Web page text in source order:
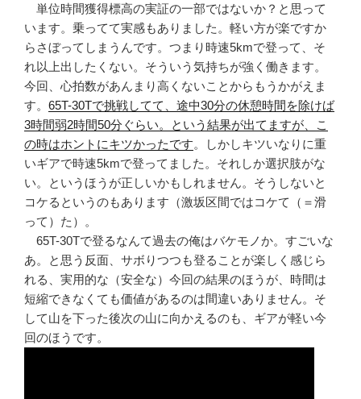
単位時間獲得標高の実証の一部ではないか？と思って
います。乗ってて実感もありました。軽い方が楽ですか
らさぼってしまうんです。つまり時速5kmで登って、そ
れ以上出したくない。そういう気持ちが強く働きます。
今回、心拍数があんまり高くないことからもうかがえま
す。 65T-30Tで挑戦してて、途中30分の休憩時間を除けば
3時間弱2時間50分ぐらい。という結果が出てますが、こ
の時はホントにキツかったです。しかしキツいなりに重
いギアで時速5kmで登ってました。それしか選択肢がな
い。というほうが正しいかもしれません。そうしないと
コケるというのもあります（激坂区間ではコケて（＝滑
って）た）。
65T-30Tで登るなんて過去の俺はバケモノか。すごいな
あ。と思う反面、サボりつつも登ることが楽しく感じら
れる、実用的な（安全な）今回の結果のほうが、時間は
短縮できなくても価値があるのは間違いありません。そ
して山を下った後次の山に向かえるのも、ギアが軽い今
回のほうです。